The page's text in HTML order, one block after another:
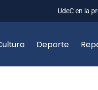
UdeC en la
Deporte